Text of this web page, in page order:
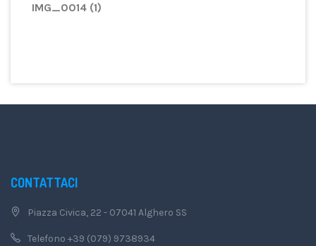
IMG_0014 (1)
CONTATTACI
Piazza Civica, 22 - 07041 Alghero SS
Telefono +39 (079) 9738934